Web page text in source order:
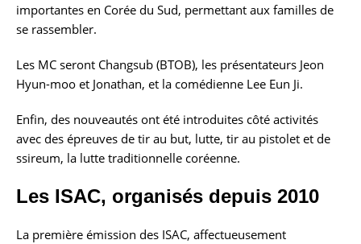
importantes en Corée du Sud, permettant aux familles de
se rassembler.
Les MC seront Changsub (BTOB), les présentateurs Jeon
Hyun-moo et Jonathan, et la comédienne Lee Eun Ji.
Enfin, des nouveautés ont été introduites côté activités
avec des épreuves de tir au but, lutte, tir au pistolet et de
ssireum, la lutte traditionnelle coréenne.
Les ISAC, organisés depuis 2010
La première émission des ISAC, affectueusement